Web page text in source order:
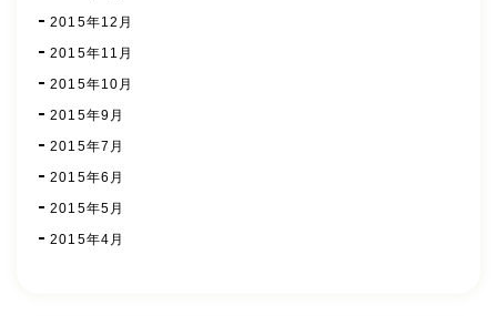
2015年12月
2015年11月
2015年10月
2015年9月
2015年7月
2015年6月
2015年5月
2015年4月